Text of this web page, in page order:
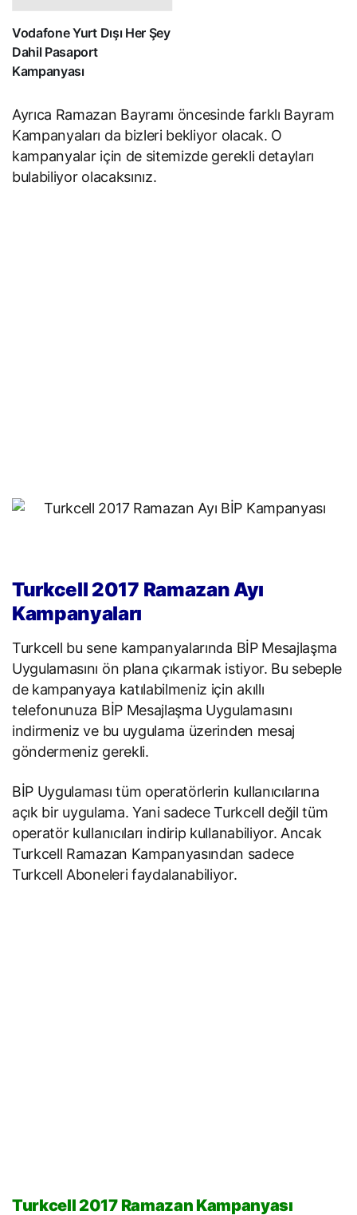
Vodafone Yurt Dışı Her Şey
Dahil Pasaport
Kampanyası
Ayrıca Ramazan Bayramı öncesinde farklı Bayram
Kampanyaları da bizleri bekliyor olacak. O
kampanyalar için de sitemizde gerekli detayları
bulabiliyor olacaksınız.
Turkcell 2017 Ramazan Ayı
Kampanyaları
Turkcell bu sene kampanyalarında BİP Mesajlaşma
Uygulamasını ön plana çıkarmak istiyor. Bu sebeple
de kampanyaya katılabilmeniz için akıllı
telefonunuza BİP Mesajlaşma Uygulamasını
indirmeniz ve bu uygulama üzerinden mesaj
göndermeniz gerekli.
BİP Uygulaması tüm operatörlerin kullanıcılarına
açık bir uygulama. Yani sadece Turkcell değil tüm
operatör kullanıcıları indirip kullanabiliyor. Ancak
Turkcell Ramazan Kampanyasından sadece
Turkcell Aboneleri faydalanabiliyor.
Turkcell 2017 Ramazan Kampanyası